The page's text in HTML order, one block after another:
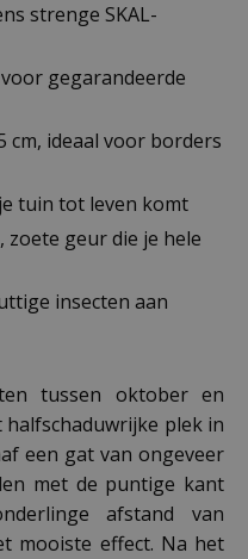
strenge SKAL-
gegarandeerde
cm, ideaal voor borders
tuin tot leven komt
geur die je hele
insecten aan
tussen oktober en
plek in
een gat van ongeveer
met de puntige kant
afstand van
mooiste effect. Na het